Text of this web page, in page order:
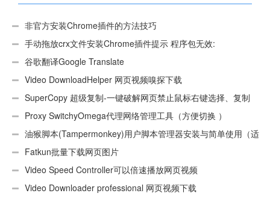
非官方安装Chrome插件的方法技巧
手动拖放crx文件安装Chrome插件提示 程序包无效:
“CEX_HEADER_INVALID”的解决办法
谷歌翻译Google Translate
Video DownloadHelper 网页视频嗅探下载
SuperCopy 超级复制-一键破解网页禁止鼠标右键选择、复制
Proxy SwitchyOmega代理网络管理工具（方便切换 ）
油猴脚本(Tampermonkey)用户脚本管理器安装与简单使用（适
用Android）
Fatkun批量下载网页图片
Video Speed Controller可以倍速播放网页视频
Video Downloader professional 网页视频下载